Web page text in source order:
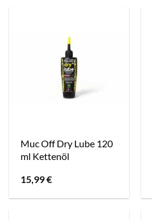
Muc Off Dry Lube 120
ml Kettenöl
15,99€